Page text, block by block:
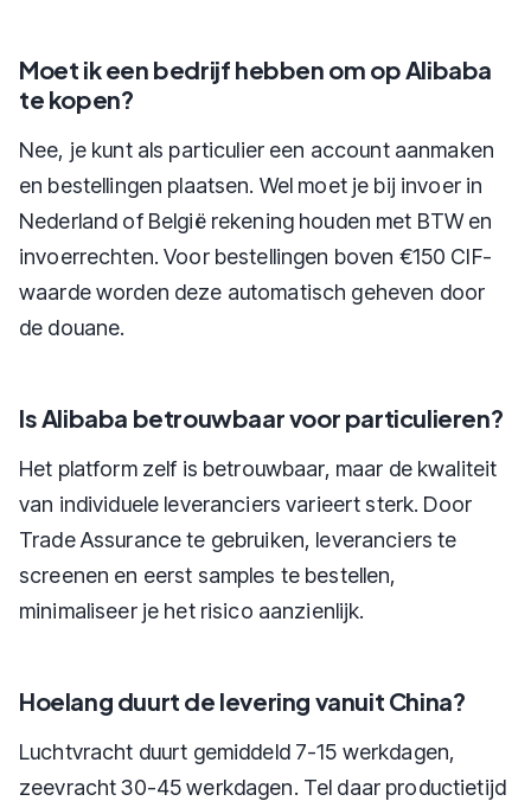
Moet ik een bedrijf hebben om op Alibaba
te kopen?
Nee, je kunt als particulier een account aanmaken
en bestellingen plaatsen. Wel moet je bij invoer in
Nederland of België rekening houden met BTW en
invoerrechten. Voor bestellingen boven €150 CIF-
waarde worden deze automatisch geheven door
de douane.
Is Alibaba betrouwbaar voor particulieren?
Het platform zelf is betrouwbaar, maar de kwaliteit
van individuele leveranciers varieert sterk. Door
Trade Assurance te gebruiken, leveranciers te
screenen en eerst samples te bestellen,
minimaliseer je het risico aanzienlijk.
Hoelang duurt de levering vanuit China?
Luchtvracht duurt gemiddeld 7-15 werkdagen,
zeevracht 30-45 werkdagen. Tel daar productietijd